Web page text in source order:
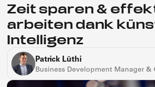
Zeit sparen &
arbeiten dank
Intelligenz
Patrick Lüthi
Business Development Manager &